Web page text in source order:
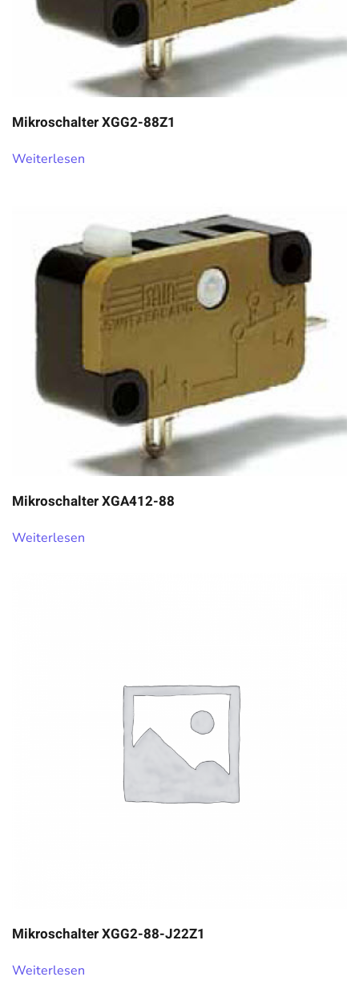
Mikroschalter XGG2-88Z1
Weiterlesen
Mikroschalter XGA412-88
Weiterlesen
Mikroschalter XGG2-88-J22Z1
Weiterlesen